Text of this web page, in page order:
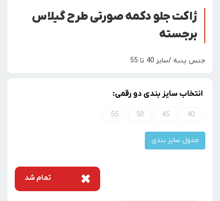
ژاکت جلو دکمه صورتی طرح گیلاس
برجسته
جنس پنبه /سایز 40 تا 55
انتخاب سایز بندی دو رقمی:
40
45
50
55
جدول سایز بندی
تمام شد